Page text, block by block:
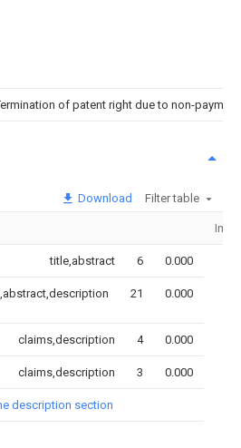
of patent right due to non-
Download Filter table
title,abstract 6 0.000
21 0.000
claims,description 4 0.000
claims,description 3 0.000
description section